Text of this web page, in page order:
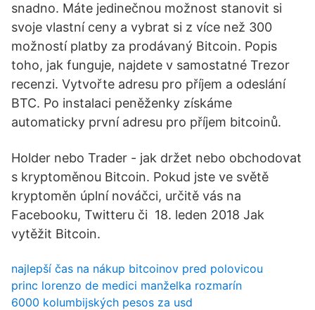
snadno. Máte jedinečnou možnost stanovit si
svoje vlastní ceny a vybrat si z více než 300
možností platby za prodávaný Bitcoin. Popis
toho, jak funguje, najdete v samostatné Trezor
recenzi. Vytvořte adresu pro příjem a odeslání
BTC. Po instalaci peněženky získáme
automaticky první adresu pro příjem bitcoinů.
Holder nebo Trader - jak držet nebo obchodovat
s kryptoměnou Bitcoin. Pokud jste ve světě
kryptoměn úplní nováčci, určitě vás na
Facebooku, Twitteru či 18. leden 2018 Jak
vytěžit Bitcoin.
najlepší čas na nákup bitcoinov pred polovicou
princ lorenzo de medici manželka rozmarín
6000 kolumbijských pesos za usd